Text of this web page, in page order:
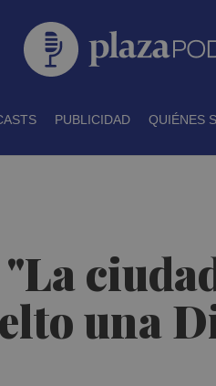
PUBLICIDAD QUIÉNES
una